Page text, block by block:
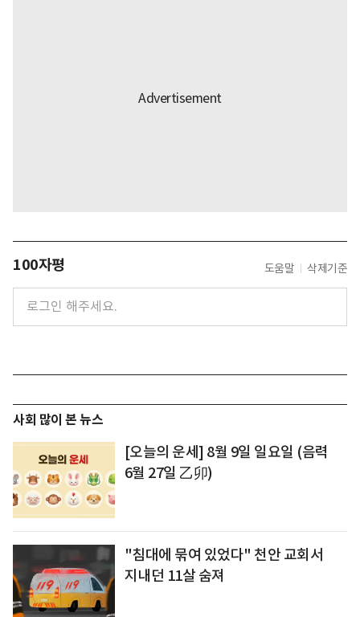
100자평 도움말 삭제기준
사회 많이 본 뉴스
[오늘의 운세] 8월 9일 일요일 (음력
6월 27일 乙卯)
"침대에 묶여 있었다" 천안 교회서
지내던 11살 숨져